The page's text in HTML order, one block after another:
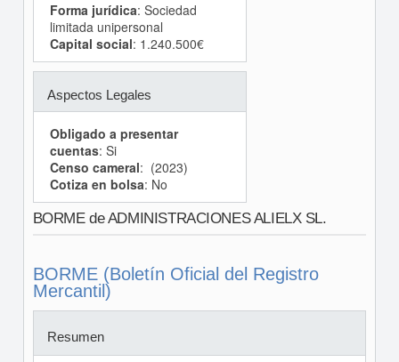
Forma jurídica: Sociedad
limitada unipersonal
Capital social: 1.240.500€
Aspectos Legales
Obligado a presentar
cuentas: Si
Censo cameral: (2023)
Cotiza en bolsa: No
BORME de ADMINISTRACIONES ALIELX SL.
BORME (Boletín Oficial del Registro
Mercantil)
Resumen